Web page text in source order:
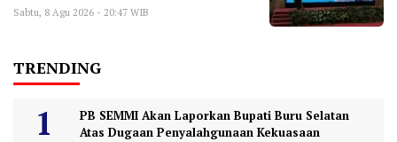
Sabtu, 8 Agu 2026 - 20:47 WIB
TRENDING
PB SEMMI Akan Laporkan Bupati Buru Selatan
Atas Dugaan Penyalahgunaan Kekuasaan